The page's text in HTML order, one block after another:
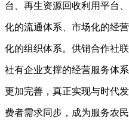
台、再生资源回收利用平台
化的流通体系、市场化的经
化的组织体系。供销合作社
社有企业支撑的经营服务体
更加完善，真正实现与时代
费者需求同步，成为服务农